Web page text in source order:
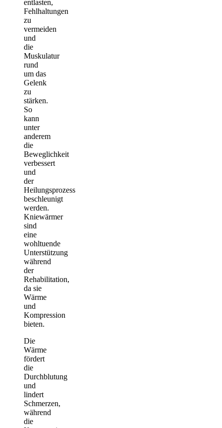
entlasten,
Fehlhaltungen
zu
vermeiden
und
die
Muskulatur
rund
um das
Gelenk
zu
stärken.
So
kann
unter
anderem
die
Beweglichkeit
verbessert
und
der
Heilungsprozess
beschleunigt
werden.
Kniewärmer
sind
eine
wohltuende
Unterstützung
während
der
Rehabilitation,
da sie
Wärme
und
Kompression
bieten.
Die
Wärme
fördert
die
Durchblutung
und
lindert
Schmerzen,
während
die